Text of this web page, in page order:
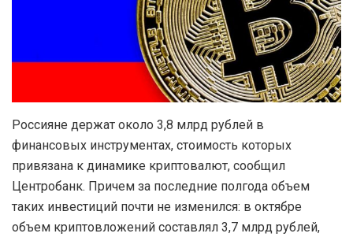
Россияне держат около 3,8 млрд рублей в
финансовых инструментах, стоимость которых
привязана к динамике криптовалют, сообщил
Центробанк. Причем за последние полгода объем
таких инвестиций почти не изменился: в октябре
объем криптовложений составлял 3,7 млрд рублей,